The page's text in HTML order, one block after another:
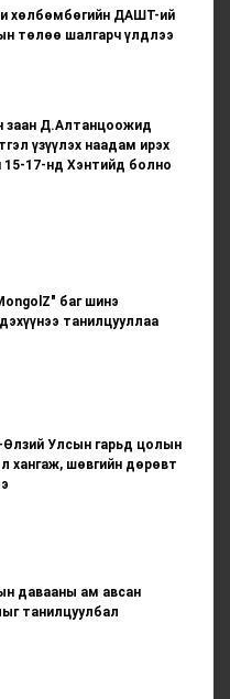
хөлбөмбөгийн ДАШТ-ий
төлөө шалгарч үлдлээ
заан Д.Алтанцоожид
үзүүлэх наадам ирэх
15-17-нд Хэнтийд болно
баг шинэ
танилцууллаа
Улсын гарьд цолын
хангаж, шөвгийн дөрөвт
давааны ам авсан
танилцуулбал